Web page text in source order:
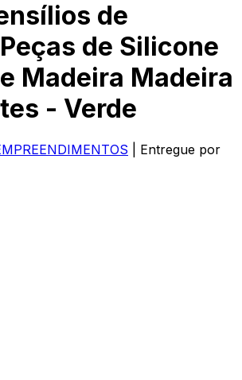
de
de Silicone
Madeira Madeira
- Verde
| Entregue por